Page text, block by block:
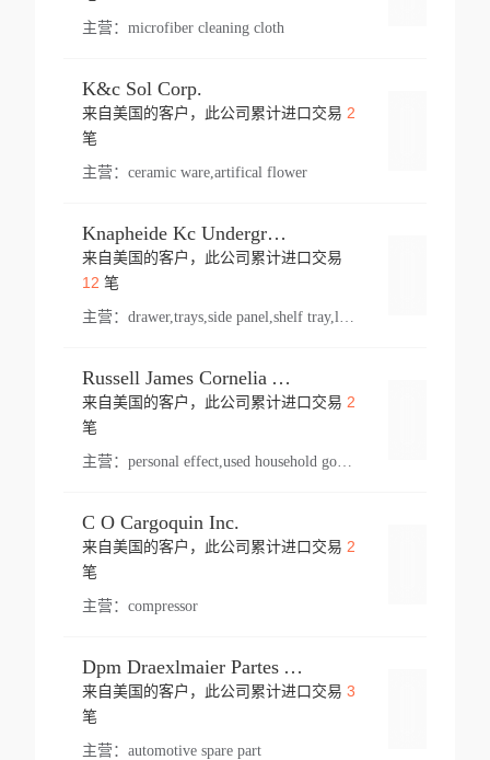
主营： microfiber cleaning cloth
K&c Sol Corp.
来自美国的客户，此公司累计进口交易 2
笔
主营： ceramic ware,artifical flower
Knapheide Kc Underground
来自美国的客户，此公司累计进口交易
12 笔
主营：
Russell James Cornelia Arlington Va
来自美国的客户，此公司累计进口交易 2
笔
主营： personal effect,used household goods
C O Cargoquin Inc.
来自美国的客户，此公司累计进口交易 2
笔
主营： compressor
Dpm Draexlmaier Partes Automotrices Corr Ind Huejotzingo
来自美国的客户，此公司累计进口交易 3
笔
主营： automotive spare part